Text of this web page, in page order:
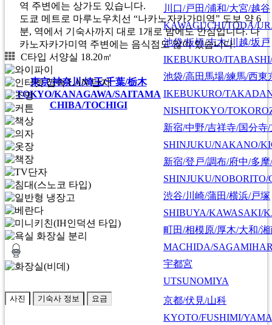
東京/神奈川/埼玉/千葉/栃木
TOKYO/KANAGAWA/SAITAMA
CHIBA/TOCHIGI
川口/戸田/浦和/大宮/越谷
KAWAGUCHI/TODA/
池袋/板橋/志木/川越/坂戸
IKEBUKURO/
池袋/高田馬場/練馬/西東
IKEBUKURO/
NISHITOKYO/
新宿/中野/吉祥寺/国分寺
SHINJUKU/NAKANO/
新宿/登戸/調布/府中/多
SHINJUKU/
渋谷/川崎/蒲田/横浜/戸塚
SHIBUYA/KAWASAKI/
町田/相模原/厚木/大和/湘
MACHIDA/
宇都宮
UTSUNOMIYA
京都/伏見/山科
KYOTO/FUSHIMI/
역 주변에는 상가도 있습니다.
도쿄 메트로 마루노우치선 “나카노자카가미역” 도보 약 6
분, 역에서 기숙사까지 대로 1개로 밤에도 안심입니다. 나
카노자카가미역 주변에는 음식점도 많이 있습니다.
C타입 서양실 18.20㎡
사진 기숙사 정보 요금